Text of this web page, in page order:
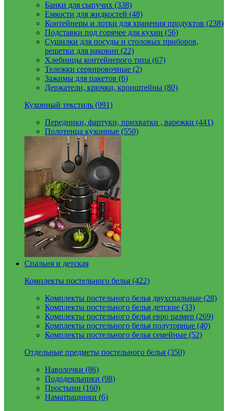
Банки для сыпучих (338)
Емкости для жидкостей (48)
Контейнеры и лотки для хранения продуктов (238)
Подставки под горячее для кухни (56)
Сушилки для посуды и столовых приборов,
решетки для раковин (22)
Хлебницы контейнерого типа (67)
Тележки сервировочные (2)
Зажимы для пакетов (6)
Держатели, крючки, кронштейны (80)
Кухонный текстиль (991)
Передники, фартуки, прихватки , варежки (441)
Полотенца кухонные (550)
Спальня и детская
Комплекты постельного белья (422)
Комплекты постельного белья двухспальные (28)
Комплекты постельного белья детские (33)
Комплекты постельного белья евро размер (269)
Комплекты постельного белья полуторные (40)
Комплекты постельного белья семейные (52)
Отдельные предметы постельного белья (350)
Наволочки (86)
Пододеяльники (98)
Простыни (160)
Наматрацники (6)